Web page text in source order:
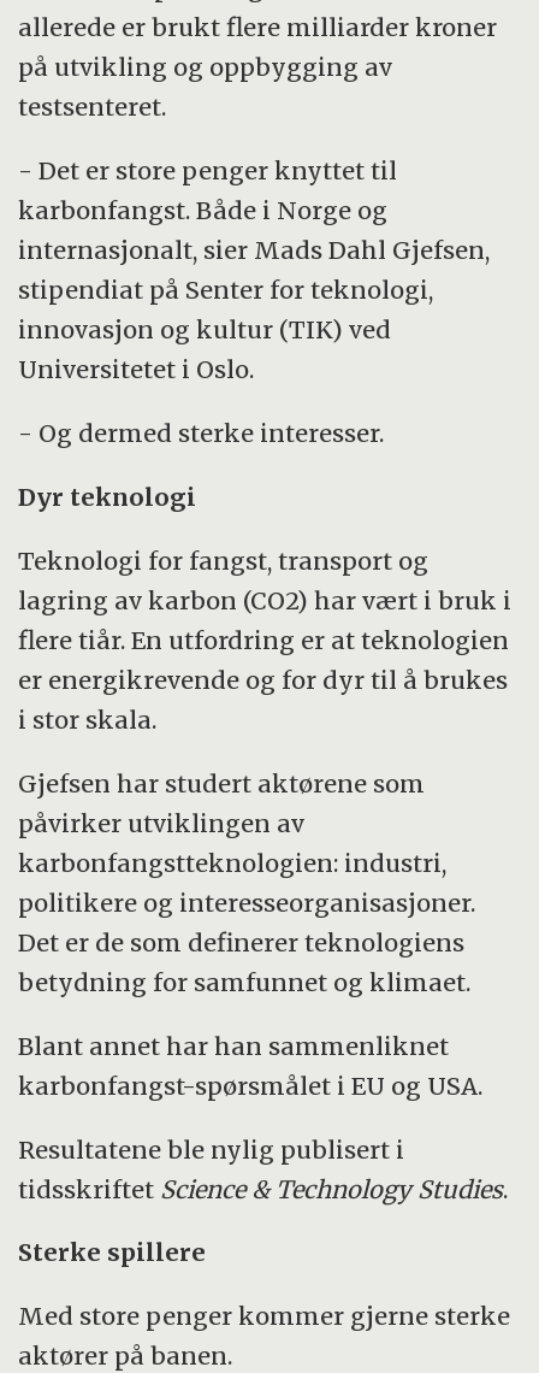
allerede er brukt flere milliarder kroner
på utvikling og oppbygging av
testsenteret.
- Det er store penger knyttet til
karbonfangst. Både i Norge og
internasjonalt, sier Mads Dahl Gjefsen,
stipendiat på Senter for teknologi,
innovasjon og kultur (TIK) ved
Universitetet i Oslo.
- Og dermed sterke interesser.
Dyr teknologi
Teknologi for fangst, transport og
lagring av karbon (CO2) har vært i bruk i
flere tiår. En utfordring er at teknologien
er energikrevende og for dyr til å brukes
i stor skala.
Gjefsen har studert aktørene som
påvirker utviklingen av
karbonfangstteknologien: industri,
politikere og interesseorganisasjoner.
Det er de som definerer teknologiens
betydning for samfunnet og klimaet.
Blant annet har han sammenliknet
karbonfangst-spørsmålet i EU og USA.
Resultatene ble nylig publisert i
tidsskriftet Science &Technology Studies.
Sterke spillere
Med store penger kommer gjerne sterke
aktører på banen.